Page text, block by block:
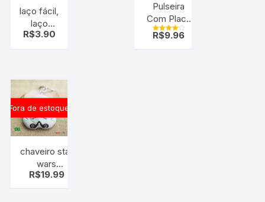
laço fácil,
laço
mágico,
uni
R$3.90
Pulseira
Com Placa
De Metal
Avaliação
R$9.96
Fora de estoque
chaveiro star
wars
stormtrooper
R$19.99